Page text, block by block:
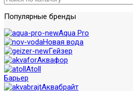
Популярные бренды
Aqua Pro
Новая вода
Гейзер
Аквафор
Atoll
Барьер
Аквабрайт